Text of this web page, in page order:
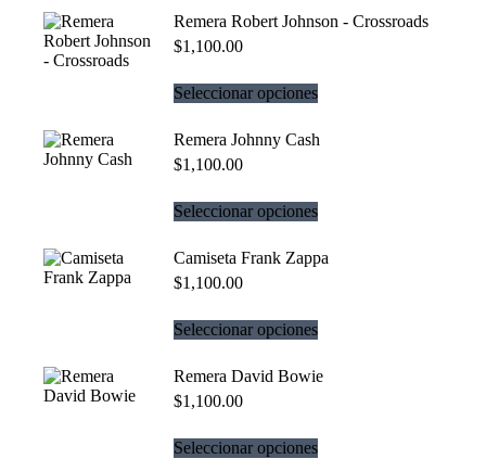
Remera Robert Johnson - Crossroads
$1,100.00
Seleccionar opciones
Remera Johnny Cash
$1,100.00
Seleccionar opciones
Camiseta Frank Zappa
$1,100.00
Seleccionar opciones
Remera David Bowie
$1,100.00
Seleccionar opciones